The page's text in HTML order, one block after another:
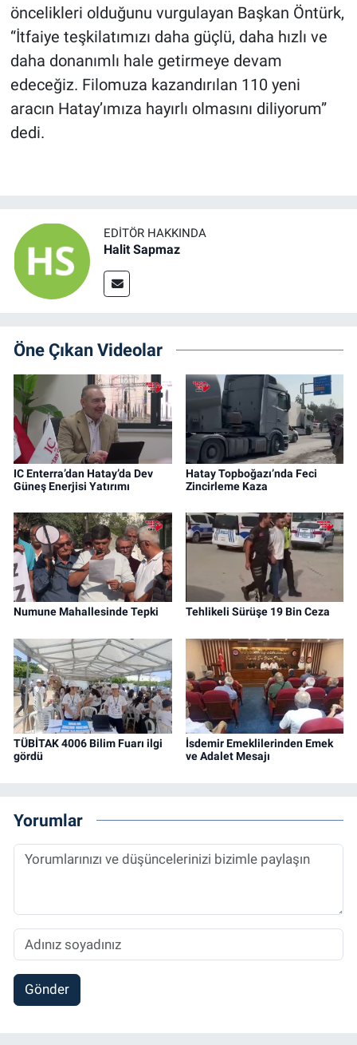
öncelikleri olduğunu vurgulayan Başkan Öntürk,
“İtfaiye teşkilatımızı daha güçlü, daha hızlı ve
daha donanımlı hale getirmeye devam
edeceğiz. Filomuza kazandırılan 110 yeni
aracın Hatay’ımıza hayırlı olmasını diliyorum”
dedi.
EDITÖR HAKKINDA
Halit Sapmaz
Öne Çıkan Videolar
IC Enterra’dan Hatay’da Dev
Güneş Enerjisi Yatırımı
Hatay Topboğazı’nda Feci
Zincirleme Kaza
Numune Mahallesinde Tepki Tehlikeli Sürüşe 19 Bin Ceza
TÜBİTAK 4006 Bilim Fuarı ilgi
gördü
İsdemir Emeklilerinden Emek
ve Adalet Mesajı
Yorumlar
Gönder